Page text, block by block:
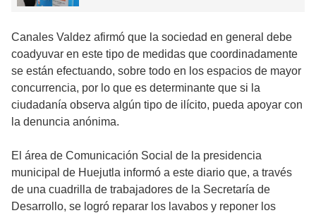
Canales Valdez afirmó que la sociedad en general debe
coadyuvar en este tipo de medidas que coordinadamente
se están efectuando, sobre todo en los espacios de mayor
concurrencia, por lo que es determinante que si la
ciudadanía observa algún tipo de ilícito, pueda apoyar con
la denuncia anónima.
El área de Comunicación Social de la presidencia
municipal de Huejutla informó a este diario que, a través
de una cuadrilla de trabajadores de la Secretaría de
Desarrollo, se logró reparar los lavabos y reponer los